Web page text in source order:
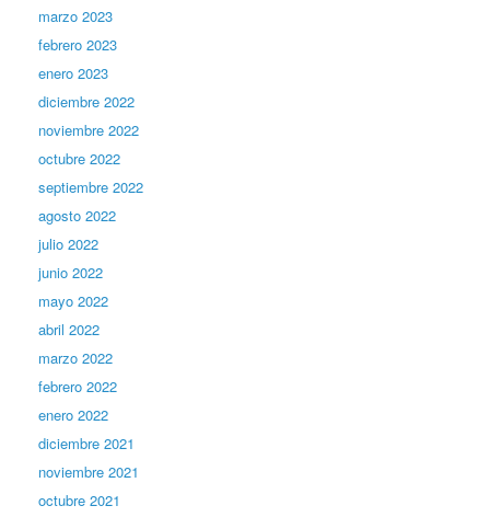
marzo 2023
febrero 2023
enero 2023
diciembre 2022
noviembre 2022
octubre 2022
septiembre 2022
agosto 2022
julio 2022
junio 2022
mayo 2022
abril 2022
marzo 2022
febrero 2022
enero 2022
diciembre 2021
noviembre 2021
octubre 2021